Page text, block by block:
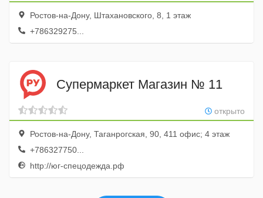
Ростов-на-Дону, Штахановского, 8, 1 этаж
+786329275...
Супермаркет Магазин № 11
открыто
Ростов-на-Дону, Таганрогская, 90, 411 офис; 4 этаж
+786327750...
http://юг-спецодежда.рф